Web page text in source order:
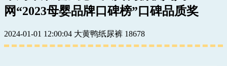
网“2023母婴品牌口碑榜”口碑品质奖
2024-01-01 12:00:04 大黄鸭纸尿裤 18678